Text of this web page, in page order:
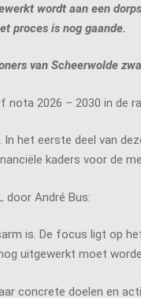
wordt aan een
proces is nog gaande.
van Scheerwolde
2026 – 2030 in de
het eerste deel van
kaders voor de
door André Bus:
is. De focus ligt op
uitgewerkt moet
concrete doelen en